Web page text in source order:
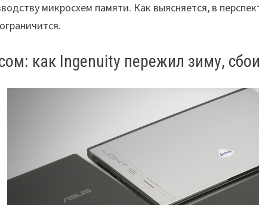
микросхем памяти. Как выясняется, в
как Ingenuity пережил зиму,